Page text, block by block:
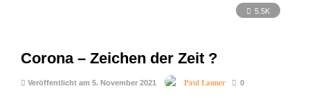
5.5K
Corona – Zeichen der Zeit ?
Veröffentlicht am 5. November 2021 Paul Launer 0